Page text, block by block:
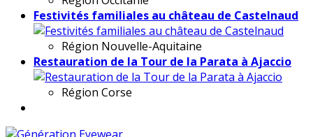
Festivités familiales au château de Castelnaud
Région Nouvelle-Aquitaine
Restauration de la Tour de la Parata à Ajaccio
Région Corse